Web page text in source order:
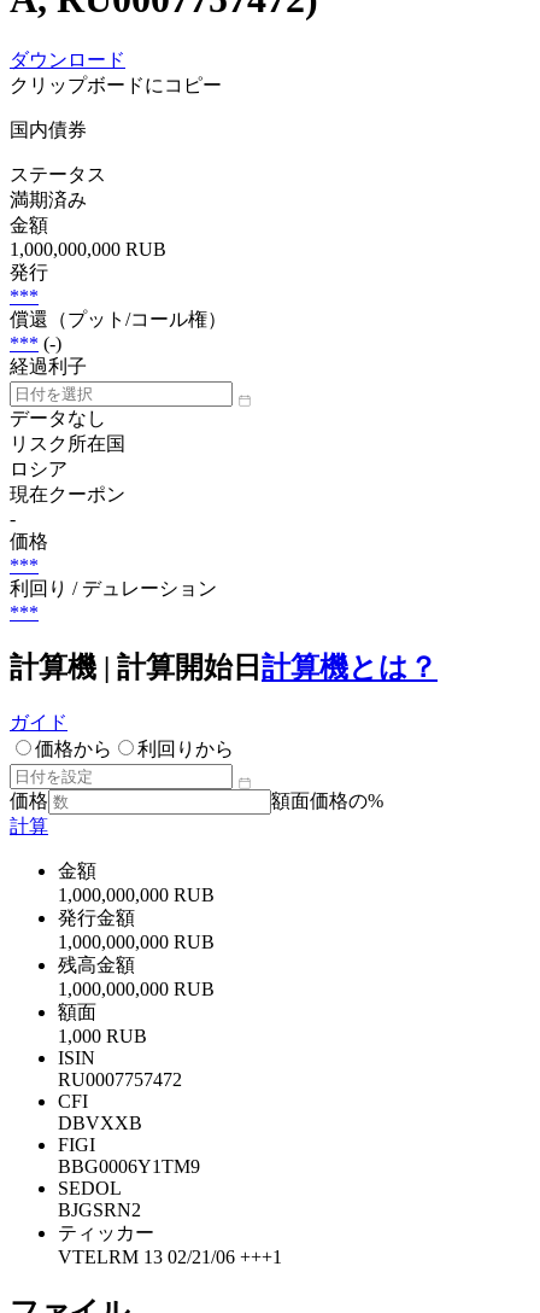
ダウンロード
クリップボードにコピー
国内債券
ステータス
満期済み
金額
1,000,000,000 RUB
発行
***
償還（プット/コール権）
*** (-)
経過利子
データなし
リスク所在国
ロシア
現在クーポン
-
価格
***
利回り / デュレーション
***
計算機 | 計算開始日 計算機とは？
ガイド
価格から
利回りから
価格
額面価格の%
計算
金額
1,000,000,000 RUB
発行金額
1,000,000,000 RUB
残高金額
1,000,000,000 RUB
額面
1,000 RUB
ISIN
RU0007757472
CFI
DBVXXB
FIGI
BBG0006Y1TM9
SEDOL
BJGSRN2
ティッカー
VTELRM 13 02/21/06 +++1